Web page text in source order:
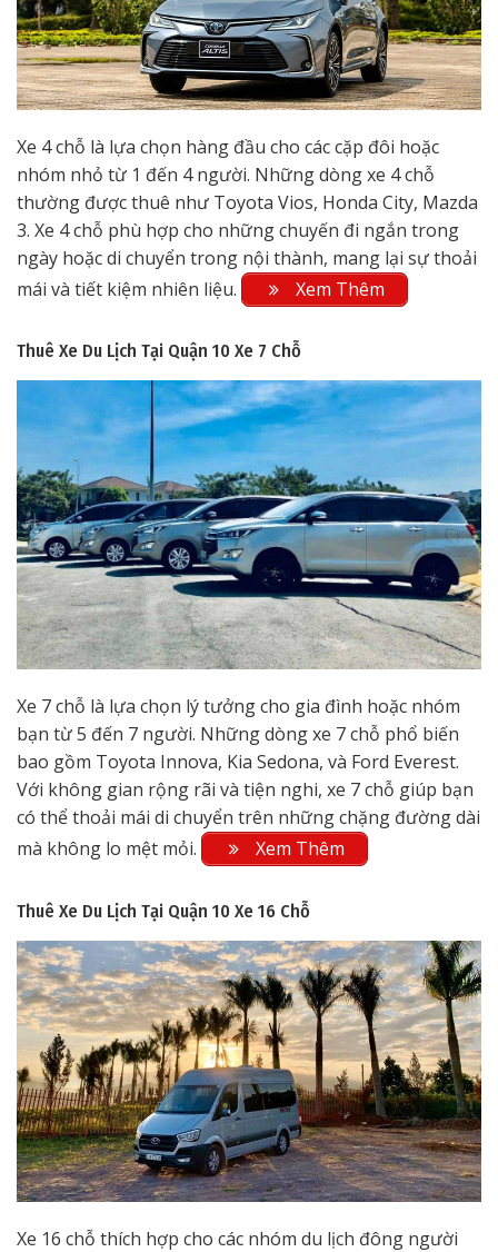
Xe 4 chỗ là lựa chọn hàng đầu cho các cặp đôi hoặc
nhóm nhỏ từ 1 đến 4 người. Những dòng xe 4 chỗ
thường được thuê như Toyota Vios, Honda City, Mazda
3. Xe 4 chỗ phù hợp cho những chuyến đi ngắn trong
ngày hoặc di chuyển trong nội thành, mang lại sự thoải
mái và tiết kiệm nhiên liệu.
Xem Thêm
Thuê Xe Du Lịch Tại Quận 10 Xe 7 Chỗ
Xe 7 chỗ là lựa chọn lý tưởng cho gia đình hoặc nhóm
bạn từ 5 đến 7 người. Những dòng xe 7 chỗ phổ biến
bao gồm Toyota Innova, Kia Sedona, và Ford Everest.
Với không gian rộng rãi và tiện nghi, xe 7 chỗ giúp bạn
có thể thoải mái di chuyển trên những chặng đường dài
mà không lo mệt mỏi.
Xem Thêm
Thuê Xe Du Lịch Tại Quận 10 Xe 16 Chỗ
Xe 16 chỗ thích hợp cho các nhóm du lịch đông người